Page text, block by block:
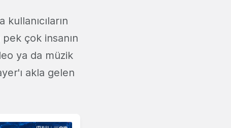
çok insanın
ya da müzik
akla gelen